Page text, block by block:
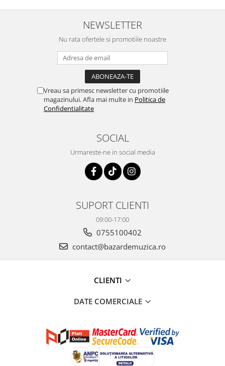
NEWSLETTER
Nu rata ofertele si promotiile noastre
Vreau sa primesc newsletter cu promotiile
magazinului. Afla mai multe in Politica de
Confidentialitate
SOCIAL
Urmareste-ne in social media
SUPORT CLIENTI
09:00-17:00
0755100402
contact@bazardemuzica.ro
CLIENTI
DATE COMERCIALE